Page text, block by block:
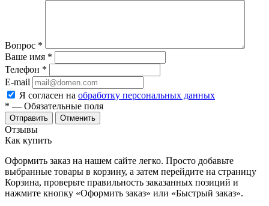
Вопрос *
Ваше имя *
Телефон *
E-mail
Я согласен на обработку персональных данных
* — Обязательные поля
Отменить
Отзывы
Как купить
Оформить заказ на нашем сайте легко. Просто добавьте
выбранные товары в корзину, а затем перейдите на страницу
Корзина, проверьте правильность заказанных позиций и
нажмите кнопку «Оформить заказ» или «Быстрый заказ».